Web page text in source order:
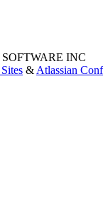
INC
& Atlassian